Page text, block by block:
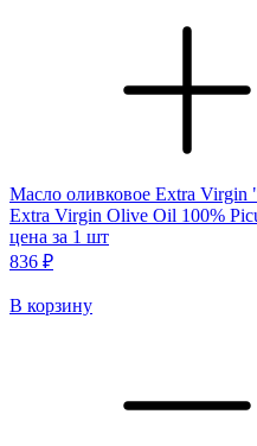
Масло оливковое Extra
Extra Virgin Olive Oil 100%
цена за 1 шт
836 ₽
В корзину